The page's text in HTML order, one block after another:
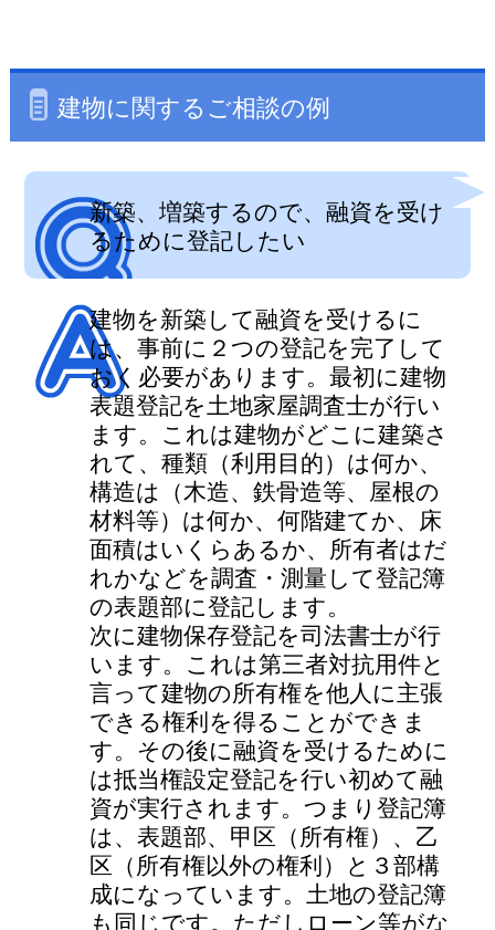
建物に関するご相談の例
新築、増築するので、融資を受け
るために登記したい
建物を新築して融資を受けるに
は、事前に２つの登記を完了して
おく必要があります。最初に建物
表題登記を土地家屋調査士が行い
ます。これは建物がどこに建築さ
れて、種類（利用目的）は何か、
構造は（木造、鉄骨造等、屋根の
材料等）は何か、何階建てか、床
面積はいくらあるか、所有者はだ
れかなどを調査・測量して登記簿
の表題部に登記します。
次に建物保存登記を司法書士が行
います。これは第三者対抗用件と
言って建物の所有権を他人に主張
できる権利を得ることができま
す。その後に融資を受けるために
は抵当権設定登記を行い初めて融
資が実行されます。つまり登記簿
は、表題部、甲区（所有権）、乙
区（所有権以外の権利）と３部構
成になっています。土地の登記簿
も同じです。ただしローン等がな